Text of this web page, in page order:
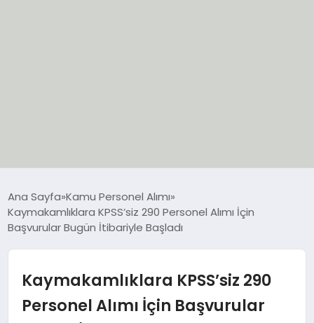
EKONOMİ
SIYASET
Ana Sayfa Kamu Personel Alımı
Kaymakamlıklara KPSS’siz 290 Personel Alımı İçin
Başvurular Bugün İtibariyle Başladı
Kaymakamlıklara KPSS’siz 290
Personel Alımı İçin Başvurular